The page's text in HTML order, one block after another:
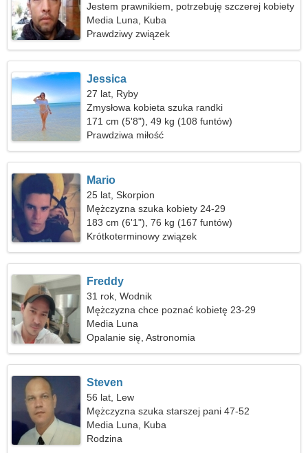
Jestem prawnikiem, potrzebuję szczerej kobiety
Media Luna, Kuba
Prawdziwy związek
Jessica
27 lat, Ryby
Zmysłowa kobieta szuka randki
171 cm (5'8"), 49 kg (108 funtów)
Prawdziwa miłość
Mario
25 lat, Skorpion
Mężczyzna szuka kobiety 24-29
183 cm (6'1"), 76 kg (167 funtów)
Krótkoterminowy związek
Freddy
31 rok, Wodnik
Mężczyzna chce poznać kobietę 23-29
Media Luna
Opalanie się, Astronomia
Steven
56 lat, Lew
Mężczyzna szuka starszej pani 47-52
Media Luna, Kuba
Rodzina